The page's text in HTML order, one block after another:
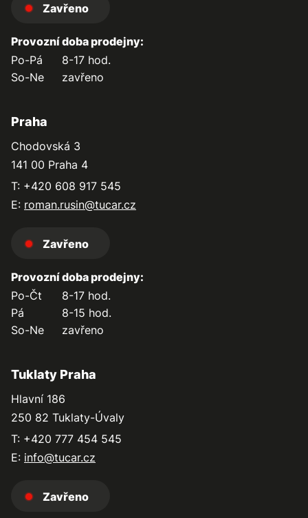
Zavřeno
Provozní doba prodejny:
Po-Pá
8-17 hod.
So-Ne
zavřeno
Praha
Chodovská 3
141 00 Praha 4
T: +420 608 917 545
E: roman.rusin@tucar.cz
Zavřeno
Provozní doba prodejny:
Po-Čt
8-17 hod.
Pá
8-15 hod.
So-Ne
zavřeno
Tuklaty Praha
Hlavní 186
250 82 Tuklaty-Úvaly
T: +420 777 454 545
E: info@tucar.cz
Zavřeno